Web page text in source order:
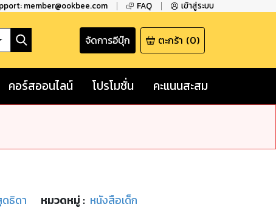
member@ookbee.com FAQ เข้าสู่ระบบ
จัดการอีบุ๊ก ตะกร้า (0)
คอร์สออนไลน์ โปรโมชั่น คะแนนสะสม
ธิดา หมวดหมู่ : หนังสือเด็ก